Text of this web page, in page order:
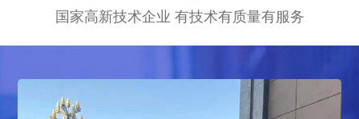
国家高新技术企业 有技术有质量有服务